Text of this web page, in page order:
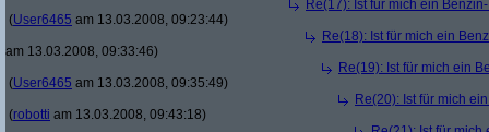
Re(17): Ist für mich ein
(User6465 am 13.03.2008, 09:23:44)
Re(18): Ist für mich ein
am 13.03.2008, 09:33:46)
Re(19): Ist für mich ein
(User6465 am 13.03.2008, 09:35:49)
Re(20): Ist für mich
(robotti am 13.03.2008, 09:43:18)